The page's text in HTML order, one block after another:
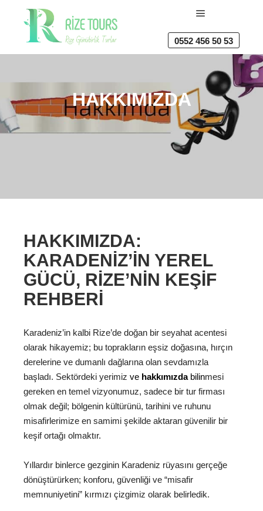
0552 456 50 53
HAKKIMIZDA
HAKKIMIZDA:
KARADENIZ’IN YEREL
GÜCÜ, RIZE’NIN KEŞIF
REHBERI
Karadeniz’in kalbi Rize’de doğan bir seyahat acentesi
olarak hikayemiz; bu toprakların eşsiz doğasına, hırçın
derelerine ve dumanlı dağlarına olan sevdamızla
başladı. Sektördeki yerimiz ve hakkımızdabilinmesi
gereken en temel vizyonumuz, sadece bir tur firması
olmak değil; bölgenin kültürünü, tarihini ve ruhunu
misafirlerimize en samimi şekilde aktaran güvenilir bir
keşif ortağı olmaktır.
Yıllardır binlerce gezginin Karadeniz rüyasını gerçeğe
dönüştürürken; konforu, güvenliği ve “misafir
memnuniyetini” kırmızı çizgimiz olarak belirledik.